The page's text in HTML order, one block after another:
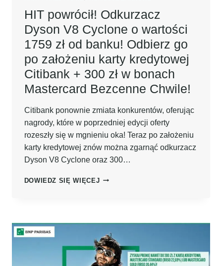
BEZCENNE
CHWILE!
HIT powrócił! Odkurzacz
Dyson V8 Cyclone o wartości
1759 zł od banku! Odbierz go
po założeniu karty kredytowej
Citibank + 300 zł w bonach
Mastercard Bezcenne Chwile!
Citibank ponownie zmiata konkurentów, oferując
nagrody, które w poprzedniej edycji oferty
rozeszły się w mgnieniu oka! Teraz po założeniu
karty kredytowej znów można zgarnąć odkurzacz
Dyson V8 Cyclone oraz 300…
DOWIEDZ SIĘ WIĘCEJHIT
O
WARTOŚCI
1759